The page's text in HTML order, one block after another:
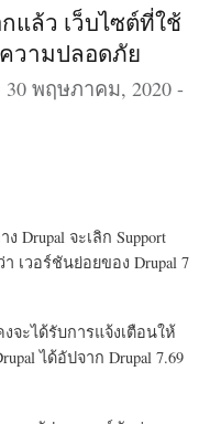
แล้ว เว็บไซต์ที่ใช้
ความปลอดภัย
30 พฤษภาคม, 2020 -
Drupal จะเลิก Support
เวอร์ชันย่อยของ Drupal 7
จะได้รับการแจ้งเตือนให้
ได้อัปจาก Drupal 7.69